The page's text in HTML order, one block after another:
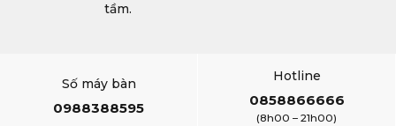
tầm.
Số máy bàn
0988388595
Hotline
0858866666
(8h00 – 21h00)